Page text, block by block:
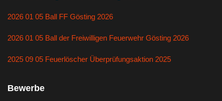
2026 01 05 Ball FF Gösting 2026
2026 01 05 Ball der Freiwilligen Feuerwehr Gösting 2026
2025 09 05 Feuerlöscher Überprüfungsaktion 2025
Bewerbe